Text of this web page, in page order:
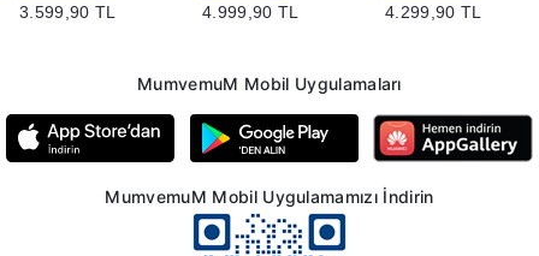
3.599,90 TL 4.999,90 TL 4.299,90 TL
MumvemuM Mobil Uygulamaları
MumvemuM Mobil Uygulamamızı İndirin